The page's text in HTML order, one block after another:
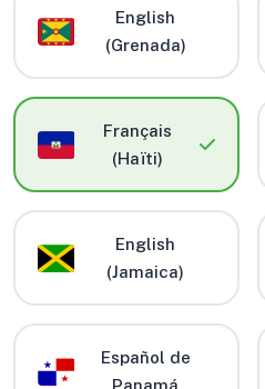
English
(Grenada)
Français
(Haïti)
English
(Jamaica)
Español de
Panamá